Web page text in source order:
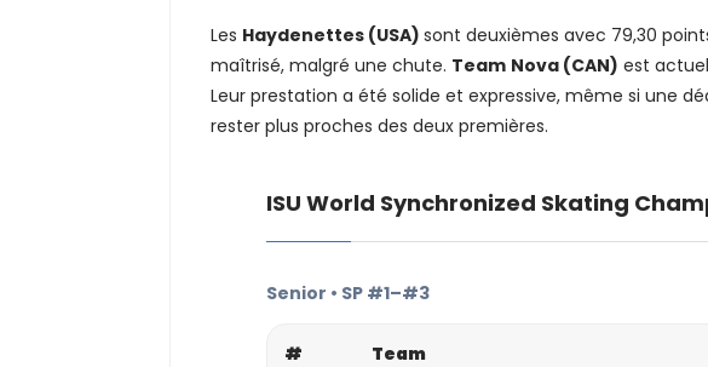
Les Haydenettes (USA) sont deuxièmes avec 79,30
maîtrisé, malgré une chute. Team Nova (CAN) est
Leur prestation a été solide et expressive, même si une
rester plus proches des deux premières.
ISU World Synchronized Skating
Senior • SP #1–#3
# Team